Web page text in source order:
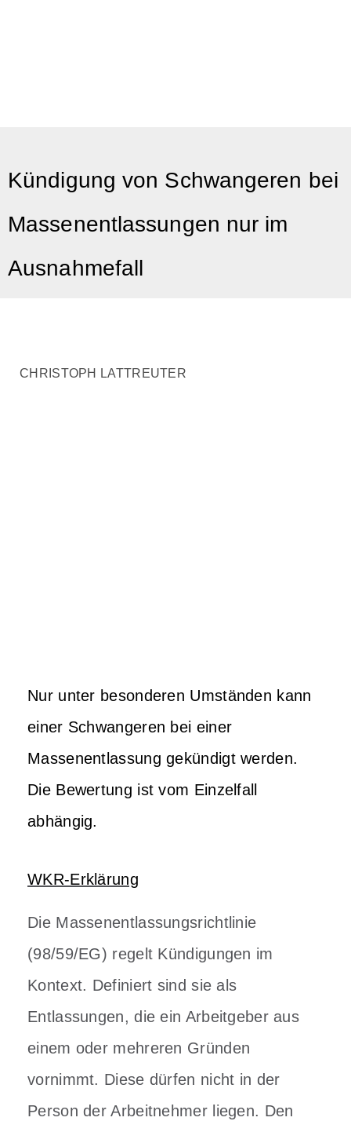
Kündigung von Schwangeren bei
Massenentlassungen nur im
Ausnahmefall
CHRISTOPH LATTREUTER
Nur unter besonderen Umständen kann
einer Schwangeren bei einer
Massenentlassung gekündigt werden.
Die Bewertung ist vom Einzelfall
abhängig.
WKR-Erklärung
Die Massenentlassungsrichtlinie
(98/59/EG) regelt Kündigungen im
Kontext. Definiert sind sie als
Entlassungen, die ein Arbeitgeber aus
einem oder mehreren Gründen
vornimmt. Diese dürfen nicht in der
Person der Arbeitnehmer liegen. Den